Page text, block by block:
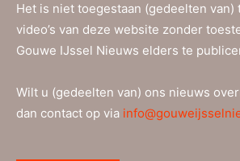
Het is niet toegestaan (gedeelten van)
video’s van deze website zonder
Gouwe IJssel Nieuws elders te
Wilt u (gedeelten van) ons nieuws
dan contact op via